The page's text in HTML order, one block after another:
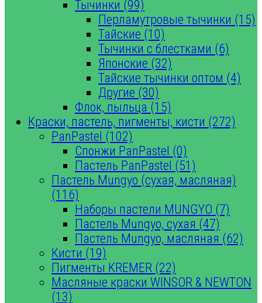
Тычинки (99)
Перламутровые тычинки (15)
Тайские (10)
Тычинки с блестками (6)
Японские (32)
Тайские тычинки оптом (4)
Другие (30)
Флок, пыльца (15)
Краски, пастель, пигменты, кисти (272)
PanPastel (102)
Спонжи PanPastel (0)
Пастель PanPastel (51)
Пастель Mungyo (сухая, масляная)
(116)
Наборы пастели MUNGYO (7)
Пастель Mungyo, сухая (47)
Пастель Mungyo, масляная (62)
Кисти (19)
Пигменты KREMER (22)
Масляные краски WINSOR & NEWTON
(13)